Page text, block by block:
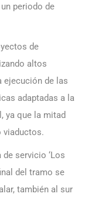
periodo de
de
altos
ejecución de las
adaptadas a la
ya que la mitad
viaductos.
servicio ‘Los
del tramo se
también al sur